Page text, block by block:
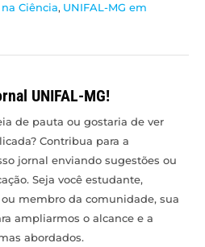
Ciência, UNIFAL-MG em
UNIFAL-MG!
de pauta ou gostaria de ver
Contribua para a
jornal enviando sugestões ou
Seja você estudante,
membro da comunidade, sua
ampliarmos o alcance e a
abordados.